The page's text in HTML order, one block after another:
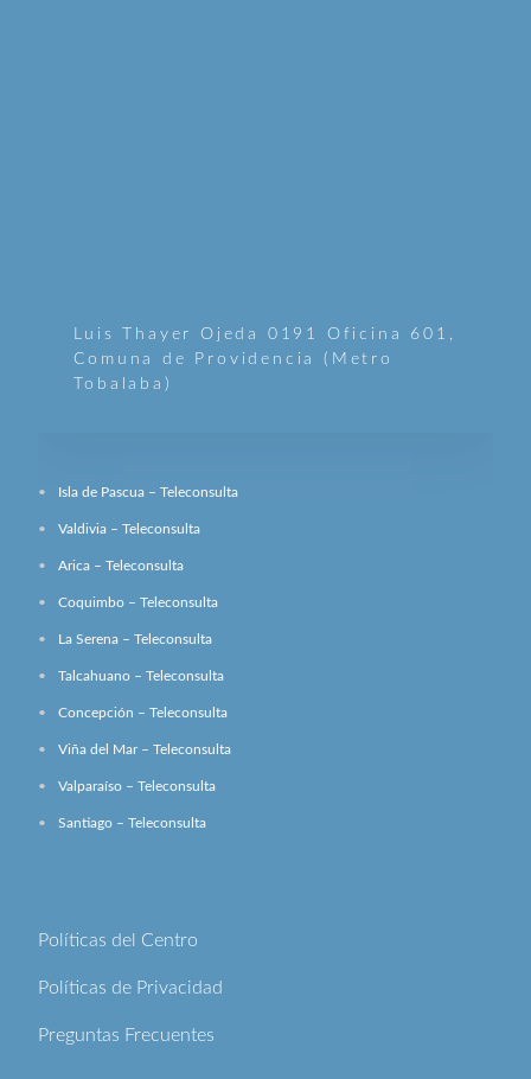
Luis Thayer Ojeda 0191 Oficina 601,
Comuna de Providencia (Metro
Tobalaba)
Isla de Pascua – Teleconsulta
Valdivia – Teleconsulta
Arica – Teleconsulta
Coquimbo – Teleconsulta
La Serena – Teleconsulta
Talcahuano – Teleconsulta
Concepción – Teleconsulta
Viña del Mar – Teleconsulta
Valparaíso – Teleconsulta
Santiago – Teleconsulta
Políticas del Centro
Políticas de Privacidad
Preguntas Frecuentes